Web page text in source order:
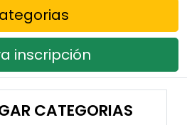
inscripción
CATEGORIAS